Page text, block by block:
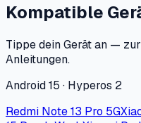
Kompatible
Tippe dein Gerät an —
Anleitungen.
Android 15 · Hyperos 2
Redmi Note 13 Pro 5G